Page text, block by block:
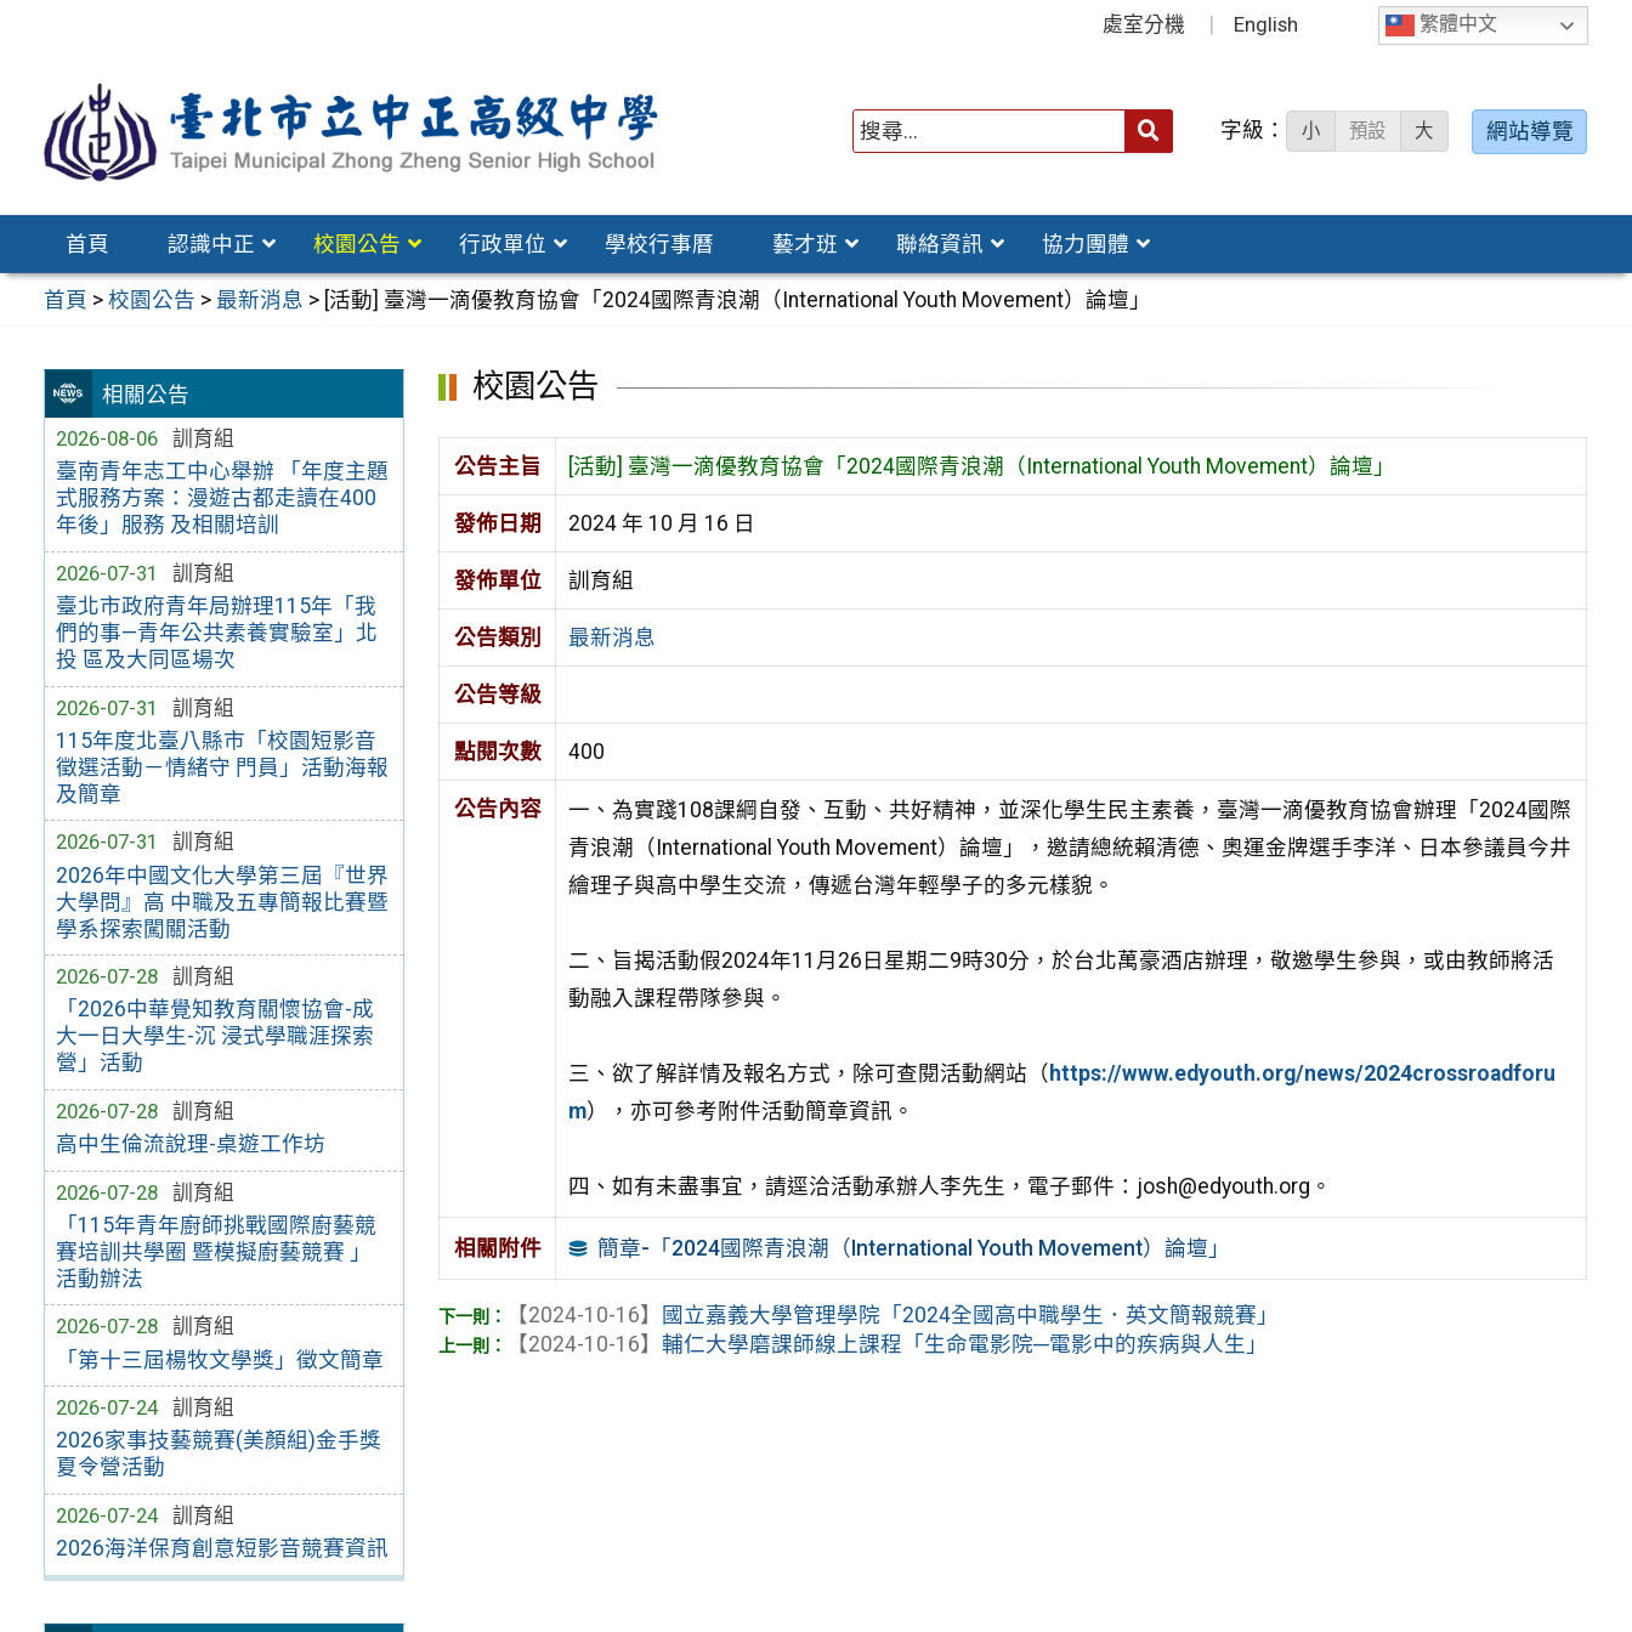
區
繁體中文
處室分機 English
字級： 小 預設 大 網站導覽
首頁 認識中正 校園公告 行政單位 學校行事曆 藝才班 聯絡資訊 協力團體
首頁 >校園公告 > 最新消息 > [活動] 臺灣一滴優教育協會「2024國際青浪潮（International Youth Movement）論壇」
相關公告
2026-08-06
訓育組
臺南青年志工中心舉辦 「年度主題
式服務方案：漫遊古都走讀在400
年後」服務 及相關培訓
2026-07-31
訓育組
臺北市政府青年局辦理115年「我
們的事—青年公共素養實驗室」北
投 區及大同區場次
2026-07-31
訓育組
115年度北臺八縣市「校園短影音
徵選活動－情緒守 門員」活動海報
及簡章
2026-07-31
訓育組
2026年中國文化大學第三屆『世界
大學問』高 中職及五專簡報比賽暨
學系探索闖關活動
2026-07-28
訓育組
「2026中華覺知教育關懷協會-成
大一日大學生-沉 浸式學職涯探索
營」活動
2026-07-28
訓育組
高中生倫流說理-桌遊工作坊
2026-07-28
訓育組
「115年青年廚師挑戰國際廚藝競
賽培訓共學圈 暨模擬廚藝競賽 」
活動辦法
2026-07-28
訓育組
「第十三屆楊牧文學獎」徵文簡章
2026-07-24
訓育組
2026家事技藝競賽(美顏組)金手獎
夏令營活動
2026-07-24
訓育組
2026海洋保育創意短影音競賽資訊
校園公告
公告主旨 [活動] 臺灣一滴優教育協會「2024國際青浪潮（International Youth Movement）論壇」
發佈日期 2024 年 10 月 16 日
發佈單位 訓育組
公告類別 最新消息
公告等級
點閱次數 400
公告內容
一、為實踐108課綱自發、互動、共好精神，並深化學生民主素養，臺灣一滴優教育協會辦理「2024國際
青浪潮（International Youth Movement）論壇」，邀請總統賴清德、奧運金牌選手李洋、日本參議員今井
繪理子與高中學生交流，傳遞台灣年輕學子的多元樣貌。
二、旨揭活動假2024年11月26日星期二9時30分，於台北萬豪酒店辦理，敬邀學生參與，或由教師將活
動融入課程帶隊參與。
三、欲了解詳情及報名方式，除可查閱活動網站（ https://www.edyouth.org/news/2024crossroadforu
m），亦可參考附件活動簡章資訊。
四、如有未盡事宜，請逕洽活動承辦人李先生，電子郵件：josh@edyouth.org。
相關附件 簡章-「2024國際青浪潮（International Youth Movement）論壇」
【2024-10-16】
國立嘉義大學管理學院「2024全國高中職學生．英文簡報競賽」
【2024-10-16】輔仁大學磨課師線上課程「生命電影院─電影中的疾病與人生」